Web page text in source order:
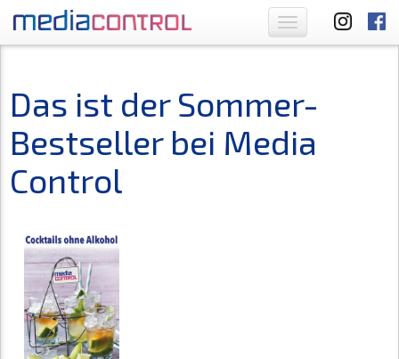
Toggle
navigation
Das ist der Sommer-
Bestseller bei Media
Control